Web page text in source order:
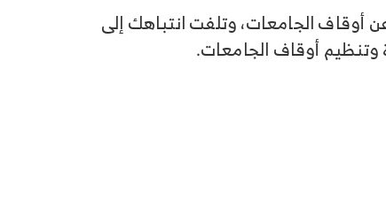
الجامعات، وتلفت انتباهك إلى
وتنظيم أوقاف الجامعات.